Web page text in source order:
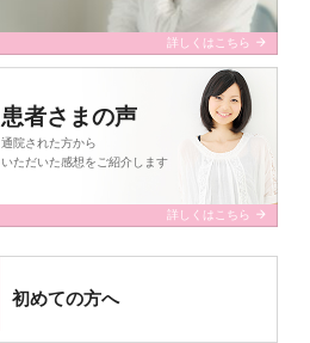
詳しくはこちら arrow_forward
患者さまの声
通院された方から
いただいた感想をご紹介します
詳しくはこちら arrow_forward
初めての方へ